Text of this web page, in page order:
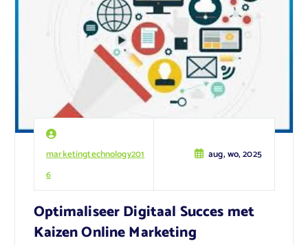
marketingtechnology201
6
aug, wo, 2025
Optimaliseer Digitaal Succes met
Kaizen Online Marketing